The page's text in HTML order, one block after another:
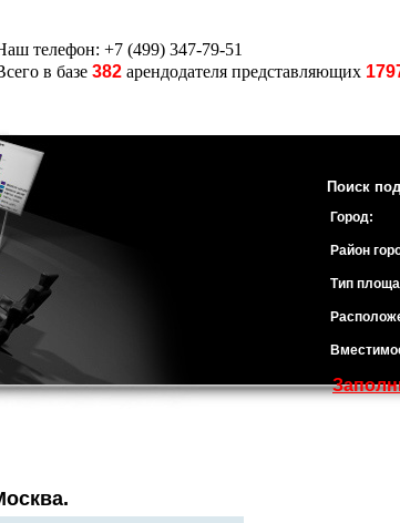
телефон: +7 (499) 347-79-51
в базе 382 арендодателя представляющих
Поиск
Город:
Район
Тип